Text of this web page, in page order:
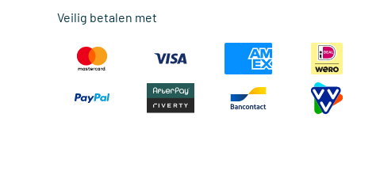
Veilig betalen met